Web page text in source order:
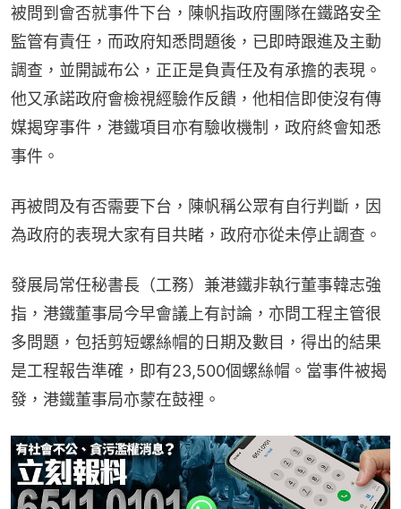
被問到會否就事件下台，陳帆指政府團隊在鐵路安全
監管有責任，而政府知悉問題後，已即時跟進及主動
調查，並開誠布公，正正是負責任及有承擔的表現。
他又承諾政府會檢視經驗作反饋，他相信即使沒有傳
媒揭穿事件，港鐵項目亦有驗收機制，政府終會知悉
事件。
再被問及有否需要下台，陳帆稱公眾有自行判斷，因
為政府的表現大家有目共睹，政府亦從未停止調查。
發展局常任秘書長（工務）兼港鐵非執行董事韓志強
指，港鐵董事局今早會議上有討論，亦問工程主管很
多問題，包括剪短螺絲帽的日期及數目，得出的結果
是工程報告準確，即有23,500個螺絲帽。當事件被揭
發，港鐵董事局亦蒙在鼓裡。